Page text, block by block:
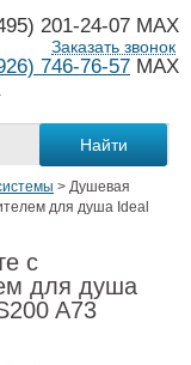
201-24-07 MAX
746-76-57 MAX
Заказать звонок
> Душевая
для душа Ideal
с
для душа
A73